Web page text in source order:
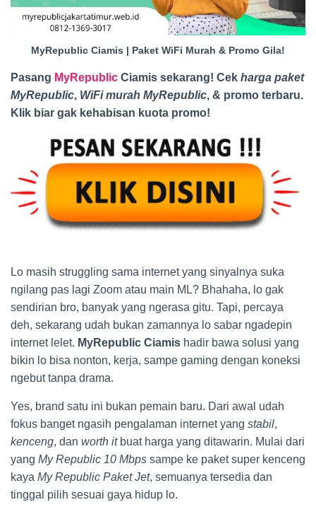
MyRepublic Ciamis | Paket WiFi Murah & Promo Gila!
Pasang MyRepublic Ciamis sekarang! Cek harga paket
MyRepublic, WiFi murah MyRepublic, & promo terbaru.
Klik biar gak kehabisan kuota promo!
Lo masih struggling sama internet yang sinyalnya suka
ngilang pas lagi Zoom atau main ML? Bhahaha, lo gak
sendirian bro, banyak yang ngerasa gitu. Tapi, percaya
deh, sekarang udah bukan zamannya lo sabar ngadepin
internet lelet. MyRepublic Ciamis hadir bawa solusi yang
bikin lo bisa nonton, kerja, sampe gaming dengan koneksi
ngebut tanpa drama.
Yes, brand satu ini bukan pemain baru. Dari awal udah
fokus banget ngasih pengalaman internet yang stabil,
kenceng, dan worth itbuat harga yang ditawarin. Mulai dari
yang My Republic 10 Mbps sampe ke paket super kenceng
kaya My Republic Paket Jet, semuanya tersedia dan
tinggal pilih sesuai gaya hidup lo.